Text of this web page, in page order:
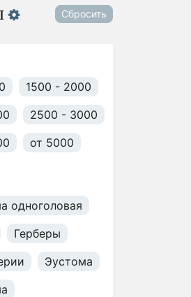
Сбросить
1500 - 2000
2500 - 3000
от 5000
одноголовая
Герберы
Эустома